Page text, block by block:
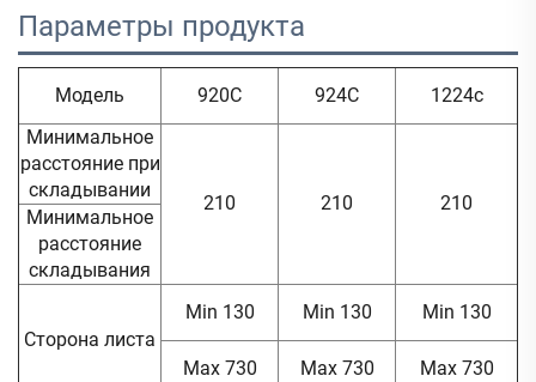
Параметры продукта
Модель 920C 924C
1224c
Минимальное
расстояние при
складывании
210 210 210
Минимальное
расстояние
складывания
Сторона листа
Min 130 Min 130 Min 130
Max 730 Max 730 Max 730